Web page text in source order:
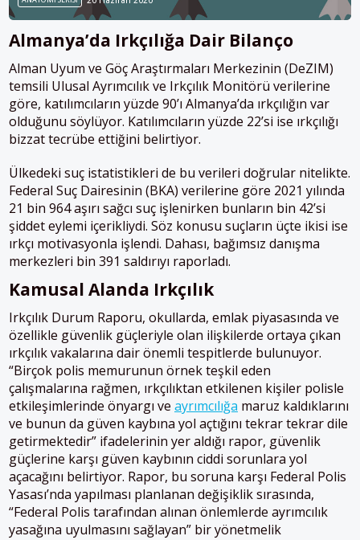
Almanya’da Irkçılığa Dair Bilanço
Alman Uyum ve Göç Araştırmaları Merkezinin (DeZIM)
temsili Ulusal Ayrımcılık ve Irkçılık Monitörü verilerine
göre, katılımcıların yüzde 90’ı Almanya’da ırkçılığın var
olduğunu söylüyor. Katılımcıların yüzde 22’si ise ırkçılığı
bizzat tecrübe ettiğini belirtiyor.
Ülkedeki suç istatistikleri de bu verileri doğrular nitelikte.
Federal Suç Dairesinin (BKA) verilerine göre 2021 yılında
21 bin 964 aşırı sağcı suç işlenirken bunların bin 42’si
şiddet eylemi içerikliydi. Söz konusu suçların üçte ikisi ise
ırkçı motivasyonla işlendi. Dahası, bağımsız danışma
merkezleri bin 391 saldırıyı raporladı.
Kamusal Alanda Irkçılık
Irkçılık Durum Raporu, okullarda, emlak piyasasında ve
özellikle güvenlik güçleriyle olan ilişkilerde ortaya çıkan
ırkçılık vakalarına dair önemli tespitlerde bulunuyor.
“Birçok polis memurunun örnek teşkil eden
çalışmalarına rağmen, ırkçılıktan etkilenen kişiler polisle
etkileşimlerinde önyargı ve ayrımcılığa maruz kaldıklarını
ve bunun da güven kaybına yol açtığını tekrar tekrar dile
getirmektedir” ifadelerinin yer aldığı rapor, güvenlik
güçlerine karşı güven kaybının ciddi sorunlara yol
açacağını belirtiyor. Rapor, bu soruna karşı Federal Polis
Yasası’nda yapılması planlanan değişiklik sırasında,
“Federal Polis tarafından alınan önlemlerde ayrımcılık
yasağına uyulmasını sağlayan” bir yönetmelik